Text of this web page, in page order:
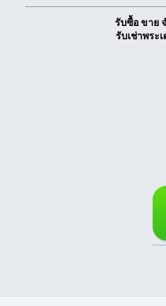
รับซื้อ ขาย
รับเช่าพระ